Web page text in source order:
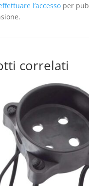
l’accessoper
correlati